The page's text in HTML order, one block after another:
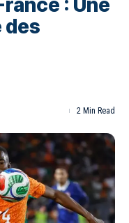
: Une
2 Min Read